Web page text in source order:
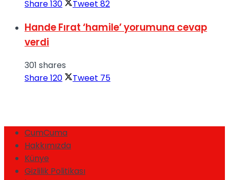
Share130 Tweet 82
Hande Fırat ‘hamile’ yorumuna cevap
verdi
301 shares
Share120 Tweet 75
CumCuma
Hakkımızda
Künye
Gizlilik Politikası